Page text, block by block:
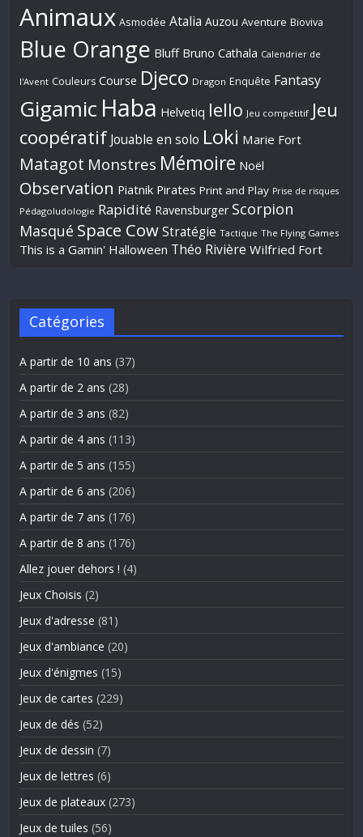
Animaux Asmodée Atalia Auzou Aventure Bioviva
Blue Orange Bluff Bruno Cathala Calendrier de
l'Avent Couleurs Course Djeco Dragon Enquête Fantasy
Gigamic Haba Helvetiq Iello Jeu compétitif Jeu
coopératif Jouable en solo Loki Marie Fort
Matagot Monstres Mémoire Noël
Observation Piatnik Pirates Print and Play Prise de risques
Pédagoludologie Rapidité Ravensburger Scorpion
Masqué Space Cow Stratégie Tactique The Flying Games
This is a Gamin' Halloween Théo Rivière Wilfried Fort
Catégories
A partir de 10 ans (37)
A partir de 2 ans (28)
A partir de 3 ans (82)
A partir de 4 ans (113)
A partir de 5 ans (155)
A partir de 6 ans (206)
A partir de 7 ans (176)
A partir de 8 ans (176)
Allez jouer dehors ! (4)
Jeux Choisis (2)
Jeux d'adresse (81)
Jeux d'ambiance (20)
Jeux d'énigmes (15)
Jeux de cartes (229)
Jeux de dés (52)
Jeux de dessin (7)
Jeux de lettres (6)
Jeux de plateaux (273)
Jeux de tuiles (56)